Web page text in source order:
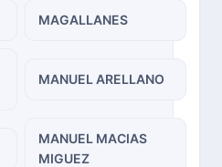
MAGALLANES
MANUEL ARELLANO
MANUEL MACIAS
MIGUEZ